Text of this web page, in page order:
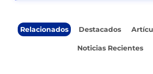
Relacionados Destacados
Noticias Recientes